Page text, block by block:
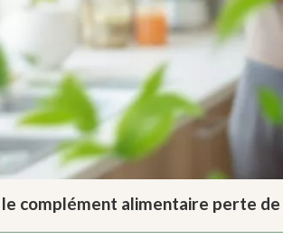
complément alimentaire perte